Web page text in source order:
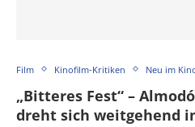
Film Kinofilm-Kritiken Neu im
„Bitteres Fest“ –
dreht sich weitgehend